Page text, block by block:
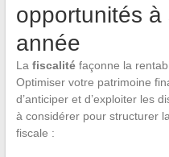
opportunités à
année
La fiscalitéfaçonne la
Optimiser votre patrimoine
d’anticiper et d’exploiter les
à considérer pour structurer
fiscale :